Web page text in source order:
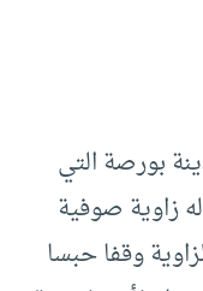
بورصة التي
زاوية صوفية
وقفا حبسا